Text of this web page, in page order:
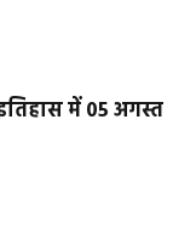
में 05 अगस्त